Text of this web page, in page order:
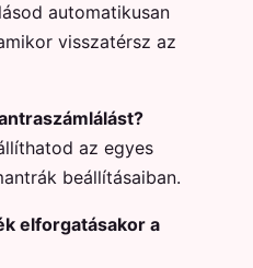
automatikusan
visszatérsz az
az egyes
beállításaiban.
elforgatásakor a